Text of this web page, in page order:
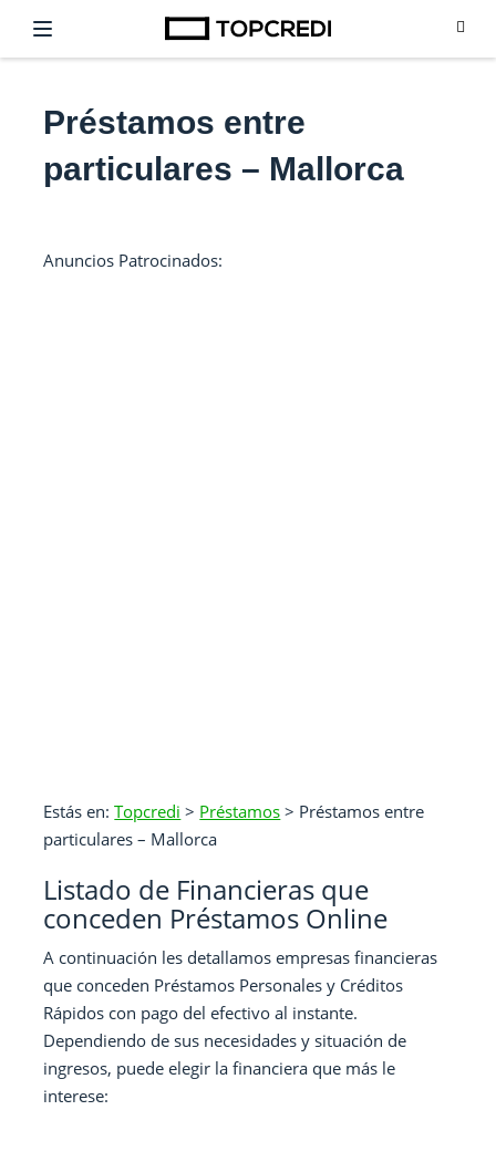
Préstamos entre
particulares – Mallorca
Anuncios Patrocinados:
Estás en:Topcredi > Préstamos > Préstamos entre
particulares – Mallorca
Listado de Financieras que
conceden Préstamos Online
A continuación les detallamos empresas financieras
que conceden Préstamos Personales y Créditos
Rápidos con pago del efectivo al instante.
Dependiendo de sus necesidades y situación de
ingresos, puede elegir la financiera que más le
interese: